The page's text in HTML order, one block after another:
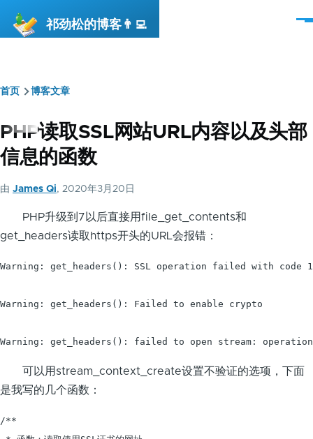
祁劲松的博客👨‍💻
菜
面
包
屑
首页 博客文章
PHP读取SSL网站URL内容以及头部
信息的函数
由 James Qi, 2020年3月20日
PHP升级到7以后直接用file_get_contents和
get_headers读取https开头的URL会报错：
Warning: get_headers(): SSL operation failed with code 1.
Warning: get_headers(): Failed to enable crypto
Warning: get_headers(): failed to open stream:
可以用stream_context_create设置不验证的选项，下面
是我写的几个函数：
/**